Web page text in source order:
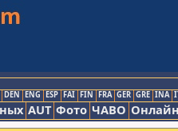
DEN ENG ESP FAI FIN FRA GER GRE INA
AUT Фото ЧАВО